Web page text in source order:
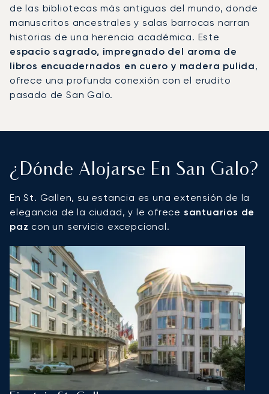
de las bibliotecas más antiguas del mundo, donde
manuscritos ancestrales y salas barrocas narran
historias de una herencia académica. Este
espacio sagrado, impregnado del aroma de
libros encuadernados en cuero y madera pulida,
ofrece una profunda conexión con el erudito
pasado de San Galo.
¿Dónde Alojarse En San Galo?
En St. Gallen, su estancia es una extensión de la
elegancia de la ciudad, y le ofrece santuarios de
paz con un servicio excepcional.